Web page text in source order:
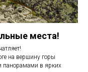
места!
на вершину горы
панорамами в ярких